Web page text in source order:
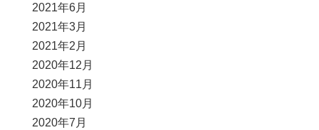
2021年6月
2021年3月
2021年2月
2020年12月
2020年11月
2020年10月
2020年7月